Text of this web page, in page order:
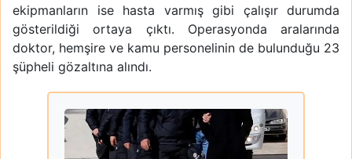
ekipmanların ise hasta varmış gibi çalışır durumda
gösterildiği ortaya çıktı. Operasyonda aralarında
doktor, hemşire ve kamu personelinin de bulunduğu 23
şüpheli gözaltına alındı.